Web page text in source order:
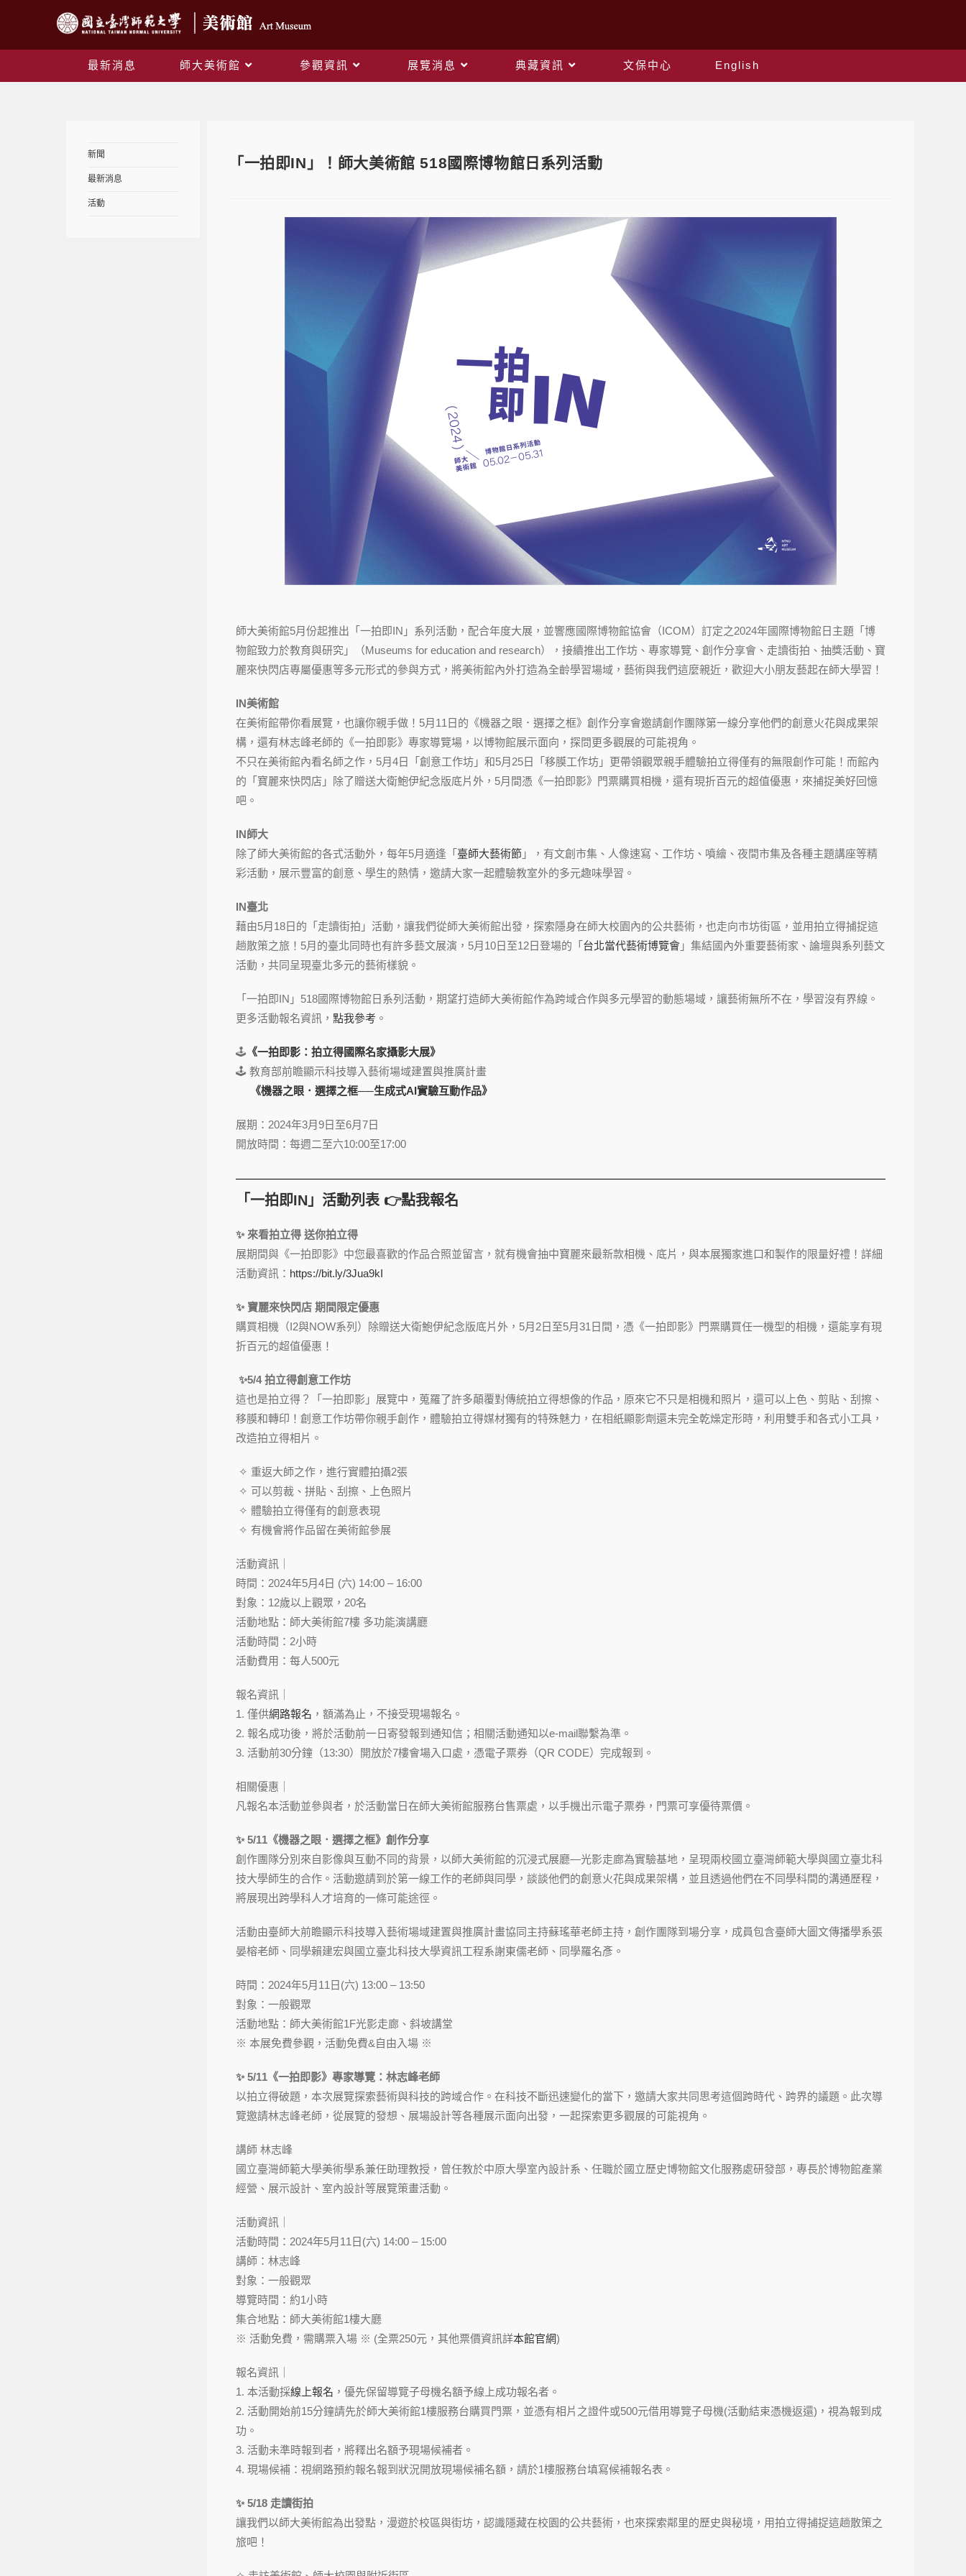
最新消息 師大美術館 參觀資訊 展覽消息 典藏資訊 文保中心 English
新聞
最新消息
活動
「一拍即IN」！師大美術館 518國際博物館日系列活動
師大美術館5月份起推出「一拍即IN」系列活動，配合年度大展，並響應國際博物館協會（ICOM）訂定之2024年國際博物館日主題「博
物館致力於教育與研究」（Museums for education and research），接續推出工作坊、專家導覽、創作分享會、走讀街拍、抽獎活動、寶
麗來快閃店專屬優惠等多元形式的參與方式，將美術館內外打造為全齡學習場域，藝術與我們這麼親近，歡迎大小朋友藝起在師大學習！
IN美術館
在美術館帶你看展覽，也讓你親手做！5月11日的《機器之眼．選擇之框》創作分享會邀請創作團隊第一線分享他們的創意火花與成果架
構，還有林志峰老師的《一拍即影》專家導覽場，以博物館展示面向，探問更多觀展的可能視角。
不只在美術館內看名師之作，5月4日「創意工作坊」和5月25日「移膜工作坊」更帶領觀眾親手體驗拍立得僅有的無限創作可能！而館內
的「寶麗來快閃店」除了贈送大衛鮑伊紀念版底片外，5月間憑《一拍即影》門票購買相機，還有現折百元的超值優惠，來捕捉美好回憶
吧。
IN師大
除了師大美術館的各式活動外，每年5月適逢「 臺師大藝術節 」，有文創市集、人像速寫、工作坊、噴繪、夜間市集及各種主題講座等精
彩活動，展示豐富的創意、學生的熱情，邀請大家一起體驗教室外的多元趣味學習。
IN臺北
藉由5月18日的「走讀街拍」活動，讓我們從師大美術館出發，探索隱身在師大校園內的公共藝術，也走向市坊街區，並用拍立得捕捉這
趟散策之旅！5月的臺北同時也有許多藝文展演，5月10日至12日登場的「 台北當代藝術博覽會 」集結國內外重要藝術家、論壇與系列藝文
活動，共同呈現臺北多元的藝術樣貌。
「一拍即IN」518國際博物館日系列活動，期望打造師大美術館作為跨域合作與多元學習的動態場域，讓藝術無所不在，學習沒有界線。
更多活動報名資訊， 點我參考 。
🕹️ 《一拍即影：拍立得國際名家攝影大展》
🕹️ 教育部前瞻顯示科技導入藝術場域建置與推廣計畫
《機器之眼．選擇之框──生成式AI實驗互動作品》
展期：2024年3月9日至6月7日
開放時間：每週二至六10:00至17:00
「一拍即IN」活動列表 👉點我報名
✨ 來看拍立得 送你拍立得
展期間與《一拍即影》中您最喜歡的作品合照並留言，就有機會抽中寶麗來最新款相機、底片，與本展獨家進口和製作的限量好禮！詳細
活動資訊： https://bit.ly/3Jua9kI
✨ 寶麗來快閃店 期間限定優惠
購買相機（I2與NOW系列）除贈送大衛鮑伊紀念版底片外，5月2日至5月31日間，憑《一拍即影》門票購買任一機型的相機，還能享有現
折百元的超值優惠！
✨5/4 拍立得創意工作坊
這也是拍立得？「一拍即影」展覽中，蒐羅了許多顛覆對傳統拍立得想像的作品，原來它不只是相機和照片，還可以上色、剪貼、刮擦、
移膜和轉印！創意工作坊帶你親手創作，體驗拍立得媒材獨有的特殊魅力，在相紙顯影劑還未完全乾燥定形時，利用雙手和各式小工具，
改造拍立得相片。
✧ 重返大師之作，進行實體拍攝2張
✧ 可以剪裁、拼貼、刮擦、上色照片
✧ 體驗拍立得僅有的創意表現
✧ 有機會將作品留在美術館參展
活動資訊｜
時間：2024年5月4日 (六) 14:00 – 16:00
對象：12歲以上觀眾，20名
活動地點：師大美術館7樓 多功能演講廳
活動時間：2小時
活動費用：每人500元
報名資訊｜
1. 僅供網路報名 ，額滿為止，不接受現場報名。
2. 報名成功後，將於活動前一日寄發報到通知信；相關活動通知以e-mail聯繫為準。
3. 活動前30分鐘（13:30）開放於7樓會場入口處，憑電子票券（QR CODE）完成報到。
相關優惠｜
凡報名本活動並參與者，於活動當日在師大美術館服務台售票處，以手機出示電子票券，門票可享優待票價。
✨ 5/11《機器之眼．選擇之框》創作分享
創作團隊分別來自影像與互動不同的背景，以師大美術館的沉浸式展廳—光影走廊為實驗基地，呈現兩校國立臺灣師範大學與國立臺北科
技大學師生的合作。活動邀請到於第一線工作的老師與同學，談談他們的創意火花與成果架構，並且透過他們在不同學科間的溝通歷程，
將展現出跨學科人才培育的一條可能途徑。
活動由臺師大前瞻顯示科技導入藝術場域建置與推廣計畫協同主持蘇瑤華老師主持，創作團隊到場分享，成員包含臺師大圖文傳播學系張
晏榕老師、同學賴建宏與國立臺北科技大學資訊工程系謝東儒老師、同學羅名彥。
時間：2024年5月11日(六) 13:00 – 13:50
對象：一般觀眾
活動地點：師大美術館1F光影走廊、斜坡講堂
※ 本展免費參觀，活動免費&自由入場 ※
✨ 5/11《一拍即影》專家導覽：林志峰老師
以拍立得破題，本次展覽探索藝術與科技的跨域合作。在科技不斷迅速變化的當下，邀請大家共同思考這個跨時代、跨界的議題。此次導
覽邀請林志峰老師，從展覽的發想、展場設計等各種展示面向出發，一起探索更多觀展的可能視角。
講師 林志峰
國立臺灣師範大學美術學系兼任助理教授，曾任教於中原大學室內設計系、任職於國立歷史博物館文化服務處研發部，專長於博物館產業
經營、展示設計、室內設計等展覽策畫活動。
活動資訊｜
活動時間：2024年5月11日(六) 14:00 – 15:00
講師：林志峰
對象：一般觀眾
導覽時間：約1小時
集合地點：師大美術館1樓大廳
※ 活動免費，需購票入場 ※ (全票250元，其他票價資訊詳本館官網)
報名資訊｜
1. 本活動採線上報名 ，優先保留導覽子母機名額予線上成功報名者。
2. 活動開始前15分鐘請先於師大美術館1樓服務台購買門票，並憑有相片之證件或500元借用導覽子母機(活動結束憑機返還)，視為報到成
功。
3. 活動未準時報到者，將釋出名額予現場候補者。
4. 現場候補：視網路預約報名報到狀況開放現場候補名額，請於1樓服務台填寫候補報名表。
✨ 5/18 走讀街拍
讓我們以師大美術館為出發點，漫遊於校區與街坊，認識隱藏在校園的公共藝術，也來探索鄰里的歷史與秘境，用拍立得捕捉這趟散策之
旅吧！